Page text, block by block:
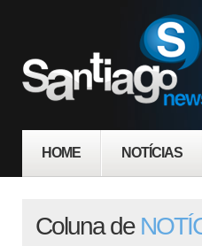
HOME NOTÍCIAS
Coluna de